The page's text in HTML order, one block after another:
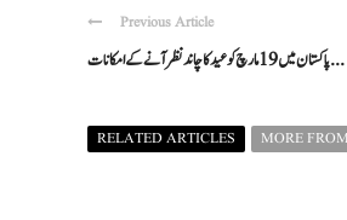
Previous Article
پاکستان میں 19 مارچ کو عید کا چاند نظر آنے کے امکانات ...
RELATED ARTICLES MORE